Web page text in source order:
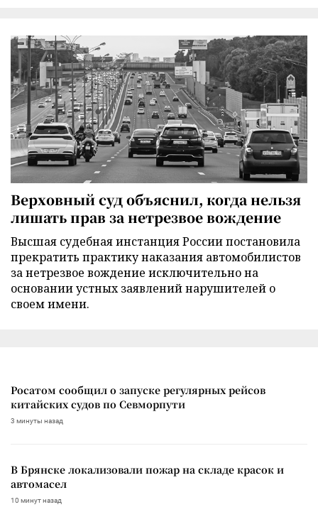
Верховный суд объяснил, когда нельзя
лишать прав за нетрезвое вождение
Высшая судебная инстанция России постановила
прекратить практику наказания автомобилистов
за нетрезвое вождение исключительно на
основании устных заявлений нарушителей о
своем имени.
Росатом сообщил о запуске регулярных рейсов
китайских судов по Севморпути
3 минуты назад
В Брянске локализовали пожар на складе красок и
автомасел
10 минут назад